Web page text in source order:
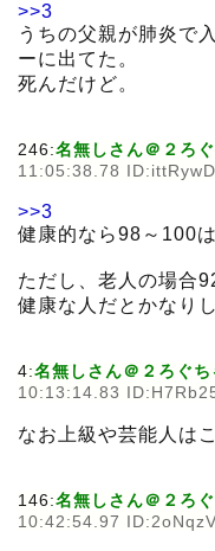
>>3
うちの父親が肺炎で
ーに出てた。
死んだけど。
246:名無しさん＠２ろ
11:05:38.78
>>3
健康的なら98～100
ただし、老人の場合
健康な人だとかなり
4:名無しさん＠２ろぐち
10:13:14.83
なお上級や芸能人は
146:名無しさん＠２ろ
10:42:54.97